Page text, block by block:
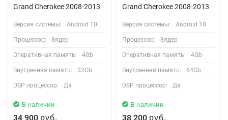
Grand Cherokee 2008-2013
Версия системы: Android 10
Процессор: 8ядер
Оперативная память: 4Gb
Внутренняя память: 32Gb
DSP процессор: Да
В наличии
34 900 руб.
Grand Cherokee 2008-2013
Версия системы: Android 10
Процессор: 8ядер
Оперативная память: 4Gb
Внутренняя память: 64Gb
DSP процессор: Да
В наличии
38 200 руб.